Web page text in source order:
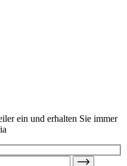
ein und erhalten Sie immer